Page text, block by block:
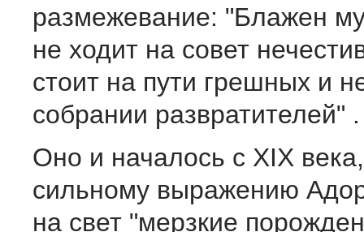
размежевание: "Блажен
не ходит на совет
стоит на пути грешных и
собрании развратителей" .
Оно и началось с XIX
сильному выражению
на свет "мерзкие